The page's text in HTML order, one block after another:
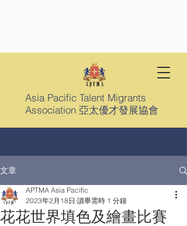
Asia Pacific Talent Migrants
Association 亞太優才發展協會
文章
花花世界填色及繪畫比賽
APTMA Asia Pacific
2023年2月18日 讀畢需時 1 分鐘